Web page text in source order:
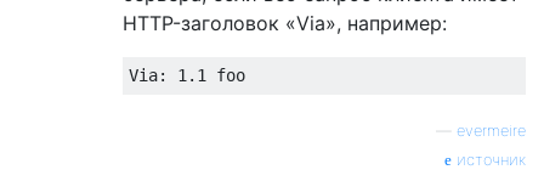
HTTP-заголовок «Via», например:
evermeire
источник